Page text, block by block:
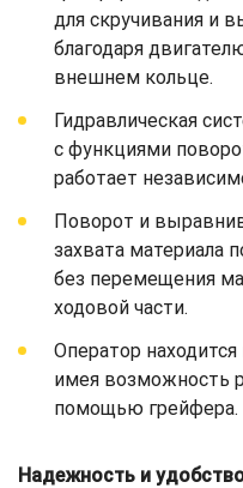
для скручивания и
благодаря
внешнем кольце.
Гидравлическая
с функциями
работает
Поворот и
захвата материала
без перемещения
ходовой части.
Оператор
имея возможность
помощью грейфера.
Надежность и